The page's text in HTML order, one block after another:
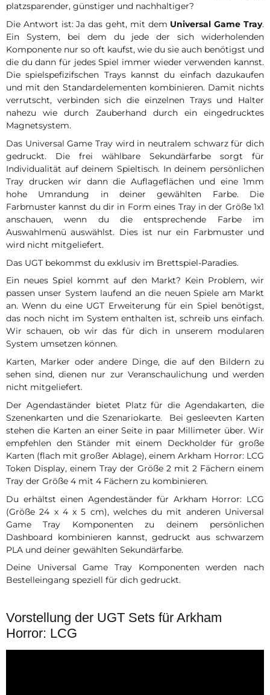
platzsparender, günstiger und nachhaltiger?
Die Antwort ist: Ja das geht, mit dem Universal Game Tray.
Ein System, bei dem du jede der sich widerholenden
Komponente nur so oft kaufst, wie du sie auch benötigst und
die du dann für jedes Spiel immer wieder verwenden kannst.
Die spielspefizifschen Trays kannst du einfach dazukaufen
und mit den Standardelementen kombinieren. Damit nichts
verrutscht, verbinden sich die einzelnen Trays und Halter
nahezu wie durch Zauberhand durch ein eingedrucktes
Magnetsystem.
Das Universal Game Tray wird in neutralem schwarz für dich
gedruckt. Die frei wählbare Sekundärfarbe sorgt für
Individualität auf deinem Spieltisch. In deinem persönlichen
Tray drucken wir dann die Auflageflächen und eine 1mm
hohe Umrandung in deiner gewählten Farbe. Die
Farbmuster kannst du dir in Form eines Tray in der Größe 1x1
anschauen, wenn du die entsprechende Farbe im
Auswahlmenü auswählst. Dies ist nur ein Farbmuster und
wird nicht mitgeliefert.
Das UGT bekommst du exklusiv im Brettspiel-Paradies.
Ein neues Spiel kommt auf den Markt? Kein Problem, wir
passen unser System laufend an die neuen Spiele am Markt
an. Wenn du eine UGT Erweiterung für ein Spiel benötigst,
das noch nicht im System enthalten ist, schreib uns einfach.
Wir schauen, ob wir das für dich in unserem modularen
System umsetzen können.
Karten, Marker oder andere Dinge, die auf den Bildern zu
sehen sind, dienen nur zur Veranschaulichung und werden
nicht mitgeliefert.
Der Agendaständer bietet Platz für die Agendakarten, die
Szenenkarten und die Szenariokarte. Bei gesleevten Karten
stehen die Karten an einer Seite in paar Millimeter über. Wir
empfehlen den Ständer mit einem Deckholder für große
Karten (flach mit großer Ablage), einem Arkham Horror: LCG
Token Display, einem Tray der Größe 2 mit 2 Fächern einem
Tray der Größe 4 mit 4 Fächern zu kombinieren.
Du erhältst einen Agendeständer für Arkham Horror: LCG
(Größe 24 x 4 x 5 cm), welches du mit anderen Universal
Game Tray Komponenten zu deinem persönlichen
Dashboard kombinieren kannst, gedruckt aus schwarzem
PLA und deiner gewählten Sekundärfarbe.
Deine Universal Game Tray Komponenten werden nach
Bestelleingang speziell für dich gedruckt.
Vorstellung der UGT Sets für Arkham
Horror: LCG